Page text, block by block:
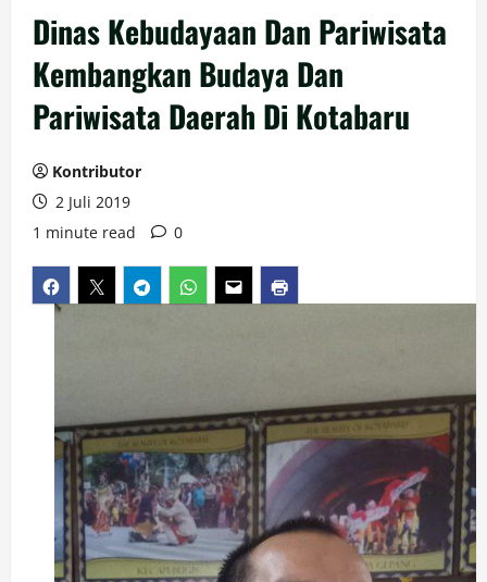
Dinas Kebudayaan Dan Pariwisata
Kembangkan Budaya Dan
Pariwisata Daerah Di Kotabaru
Kontributor
2 Juli 2019
1 minute read
0